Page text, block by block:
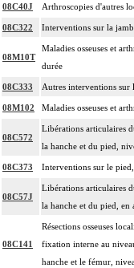
08C40J Arthroscopies d'autres
08C322 Interventions sur la
08M10T
Maladies osseuses et
durée
08C333 Autres interventions
08M102 Maladies osseuses et
08C572
Libérations articulaires
la hanche et du pied,
08C373 Interventions sur le
08C57J
Libérations articulaires
la hanche et du pied, en
08C141
Résections osseuses
fixation interne au
hanche et le fémur,